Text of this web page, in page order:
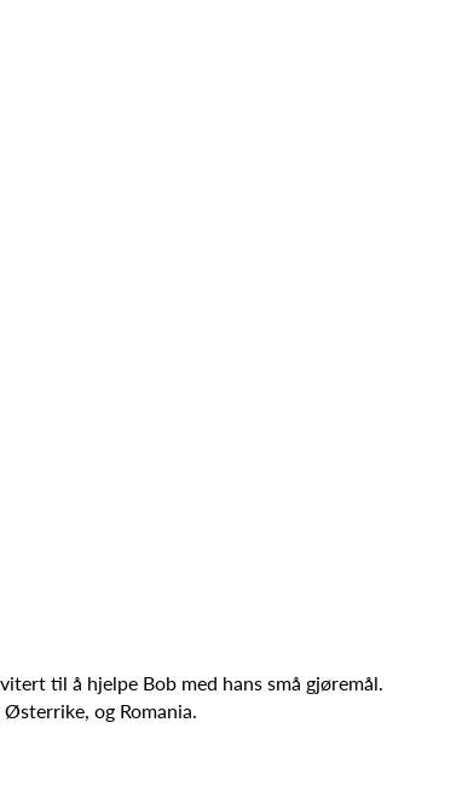
til å hjelpe Bob med hans små gjøremål.
og Romania.